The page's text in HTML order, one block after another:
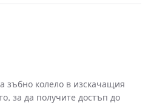
зъбно колело в изскачащия
за да получите достъп до